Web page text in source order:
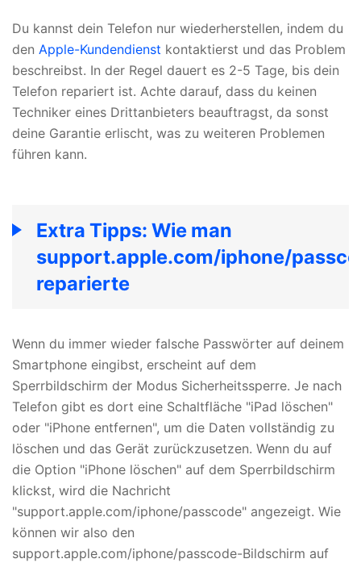
Du kannst dein Telefon nur wiederherstellen, indem du
den Apple-Kundendienst kontaktierst und das Problem
beschreibst. In der Regel dauert es 2-5 Tage, bis dein
Telefon repariert ist. Achte darauf, dass du keinen
Techniker eines Drittanbieters beauftragst, da sonst
deine Garantie erlischt, was zu weiteren Problemen
führen kann.
Extra Tipps: Wie man
support.apple.com/iphone/
reparierte
Wenn du immer wieder falsche Passwörter auf deinem
Smartphone eingibst, erscheint auf dem
Sperrbildschirm der Modus Sicherheitssperre. Je nach
Telefon gibt es dort eine Schaltfläche "iPad löschen"
oder "iPhone entfernen", um die Daten vollständig zu
löschen und das Gerät zurückzusetzen. Wenn du auf
die Option "iPhone löschen" auf dem Sperrbildschirm
klickst, wird die Nachricht
"support.apple.com/iphone/passcode" angezeigt. Wie
können wir also den
support.apple.com/iphone/passcode-Bildschirm auf